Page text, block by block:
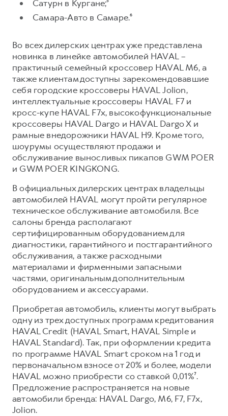
HAVAL Лизинг
АКСЕССУАРЫ HAVAL
Автомобильные аксессуары
Коллекция CITY
Коллекция Базовая
Коллекция Детская
АКСЕССУАРЫ HAVAL
Коллекция CITY
Коллекция Базовая
Коллекция Детская
Сатурн в Кургане;⁵
Самара-Авто в Самаре.⁶
Во всех дилерских центрах уже представлена
новинка в линейке автомобилей HAVAL –
практичный семейный кроссовер HAVAL M6, а
также клиентам доступны зарекомендовавшие
себя городские кроссоверы HAVAL Jolion,
интеллектуальные кроссоверы HAVAL F7 и
кросс-купе HAVAL F7x, высокофункциональные
кроссоверы HAVAL Dargo и HAVAL Dargo X и
рамные внедорожники HAVAL H9. Кроме того,
шоурумы осуществляют продажи и
обслуживание выносливых пикапов GWM POER
и GWM POER KINGKONG.
В официальных дилерских центрах владельцы
автомобилей HAVAL могут пройти регулярное
техническое обслуживание автомобиля. Все
салоны бренда располагают
сертифицированным оборудованием для
диагностики, гарантийного и постгарантийного
обслуживания, а также расходными
материалами и фирменными запасными
частями, оригинальным дополнительным
оборудованием и аксессуарами.
Приобретая автомобиль, клиенты могут выбрать
одну из трех доступных программ кредитования
HAVAL Credit (HAVAL Smart, HAVAL Simple и
HAVAL Standard). Так, при оформлении кредита
по программе HAVAL Smart сроком на 1 год и
первоначальном взносе от 20% и более, модели
HAVAL можно приобрести со ставкой 0,01%⁷.
Предложение распространяется на новые
автомобили бренда: HAVAL Dargo, М6, F7, F7x,
Jolion.